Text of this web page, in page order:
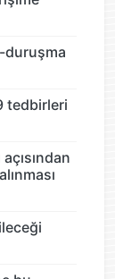
duruşma
tedbirleri